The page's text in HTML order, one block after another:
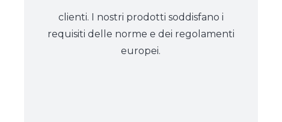
clienti. I nostri prodotti soddisfano i
requisiti delle norme e dei regolamenti
europei.